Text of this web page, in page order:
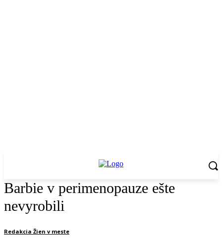
Barbie v perimenopauze ešte
nevyrobili
Redakcia Žien v meste